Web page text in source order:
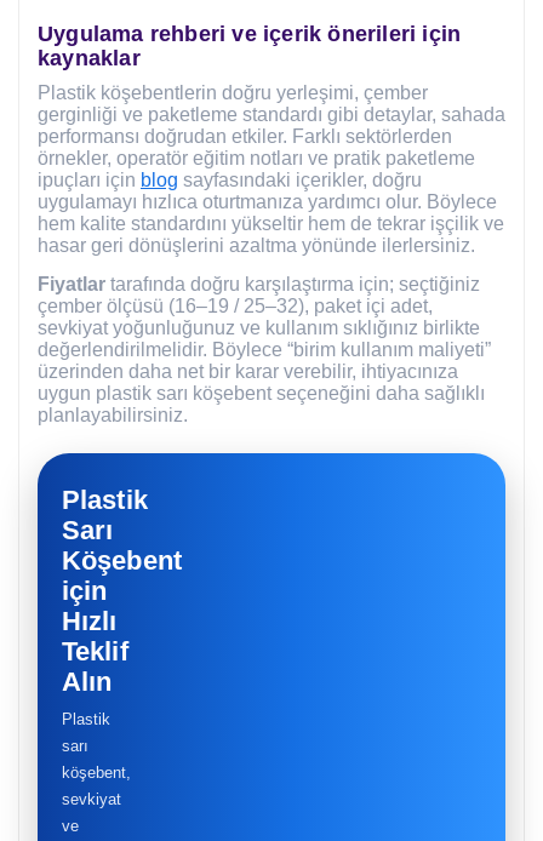
Uygulama rehberi ve içerik önerileri için
kaynaklar
Plastik köşebentlerin doğru yerleşimi, çember
gerginliği ve paketleme standardı gibi detaylar, sahada
performansı doğrudan etkiler. Farklı sektörlerden
örnekler, operatör eğitim notları ve pratik paketleme
ipuçları için blog sayfasındaki içerikler, doğru
uygulamayı hızlıca oturtmanıza yardımcı olur. Böylece
hem kalite standardını yükseltir hem de tekrar işçilik ve
hasar geri dönüşlerini azaltma yönünde ilerlersiniz.
Fiyatlar tarafında doğru karşılaştırma için; seçtiğiniz
çember ölçüsü (16–19 / 25–32), paket içi adet,
sevkiyat yoğunluğunuz ve kullanım sıklığınız birlikte
değerlendirilmelidir. Böylece “birim kullanım maliyeti”
üzerinden daha net bir karar verebilir, ihtiyacınıza
uygun plastik sarı köşebent seçeneğini daha sağlıklı
planlayabilirsiniz.
Plastik
Sarı
Köşebent
için
Hızlı
Teklif
Alın
Plastik
sarı
köşebent,
sevkiyat
ve